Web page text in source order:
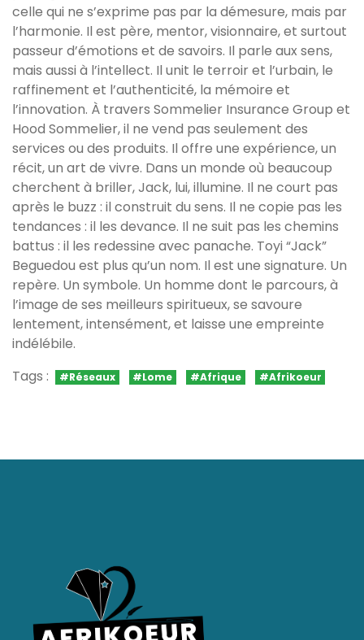
celle qui ne s’exprime pas par la démesure, mais par
l’harmonie. Il est père, mentor, visionnaire, et surtout
passeur d’émotions et de savoirs. Il parle aux sens,
mais aussi à l’intellect. Il unit le terroir et l’urbain, le
raffinement et l’authenticité, la mémoire et
l’innovation. À travers Sommelier Insurance Group et
Hood Sommelier, il ne vend pas seulement des
services ou des produits. Il offre une expérience, un
récit, un art de vivre. Dans un monde où beaucoup
cherchent à briller, Jack, lui, illumine. Il ne court pas
après le buzz : il construit du sens. Il ne copie pas les
tendances : il les devance. Il ne suit pas les chemins
battus : il les redessine avec panache. Toyi “Jack”
Beguedou est plus qu’un nom. Il est une signature. Un
repère. Un symbole. Un homme dont le parcours, à
l’image de ses meilleurs spiritueux, se savoure
lentement, intensément, et laisse une empreinte
indélébile.
Tags :
#Réseaux #Lome #Afrique #Afrikoeur